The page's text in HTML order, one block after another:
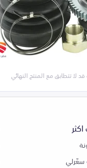
لا تتطابق مع المنتج النهائي